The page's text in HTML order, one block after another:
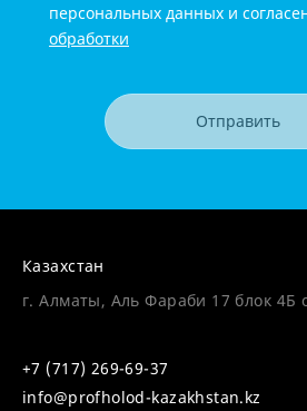
Отправить
персональных данных и
обработки
Казахстан
г. Алматы, Аль Фараби 17 блок 4Б
+7 (717) 269-69-37
info@profholod-kazakhstan.kz